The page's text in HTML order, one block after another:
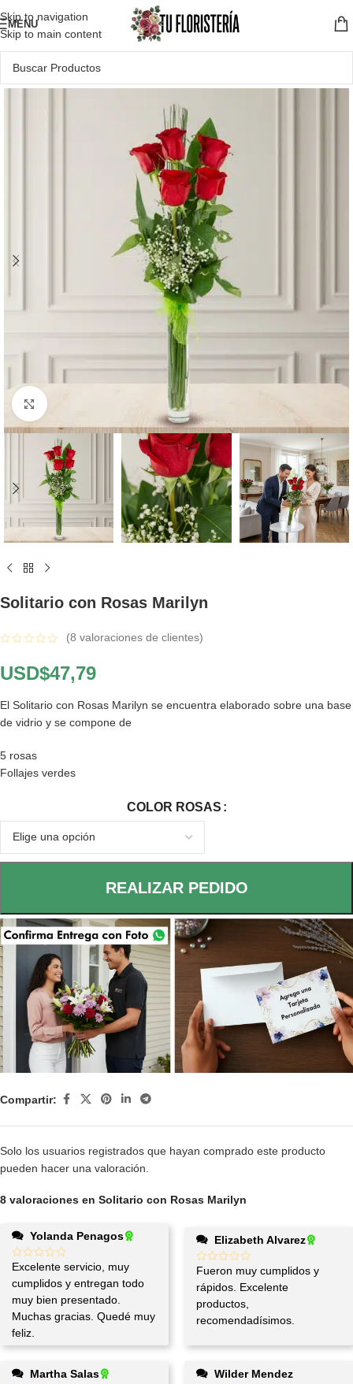
Skip to navigation
Skip to main content
MENU
Click to enlarge
Solitario con Rosas Marilyn
(8 valoraciones de clientes)
USD$47,79
El Solitario con Rosas Marilyn se encuentra elaborado sobre una base
de vidrio y se compone de
5 rosas
Follajes verdes
COLOR ROSAS
REALIZAR PEDIDO
Compartir:
8 valoraciones en Solitario con Rosas Marilyn
Yolanda Penagos
Excelente servicio, muy
cumplidos y entregan todo
muy bien presentado.
Muchas gracias. Quedé muy
feliz.
Elizabeth Alvarez
Fueron muy cumplidos y
rápidos. Excelente
productos,
recomendadísimos.
Martha Salas
Solo los usuarios registrados que hayan comprado este producto
pueden hacer una valoración.